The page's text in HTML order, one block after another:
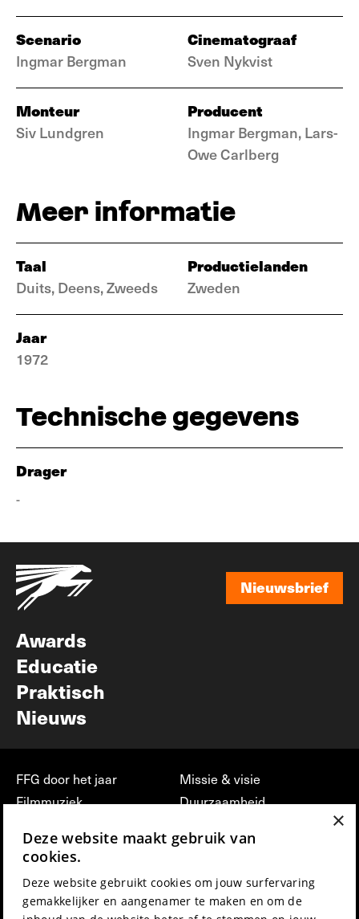
Scenario
Ingmar Bergman
Cinematograaf
Sven Nykvist
Monteur
Siv Lundgren
Producent
Ingmar Bergman, Lars-
Owe Carlberg
Meer informatie
Taal
Duits, Deens, Zweeds
Productielanden
Zweden
Jaar
1972
Technische gegevens
Drager
-
Nieuwsbrief
Awards
Educatie
Praktisch
Nieuws
FFG door het jaar
Filmmuziek
Press & Industry
Film Fest Friends
Missie & visie
Duurzaamheid
vrijwilligerswerk bij FFG
Privacy & Disclaimer
×
Deze website maakt gebruik van
cookies.
Deze website gebruikt cookies om jouw surfervaring
gemakkelijker en aangenamer te maken en om de